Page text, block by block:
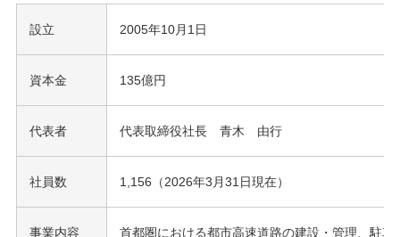
設立 2005年10月1日
資本金 135億円
代表者 代表取締役社長 青木 由行
社員数 1,156（2026年3月31日現在）
事業内容 首都圏における都市高速道路の建設・管理、駐